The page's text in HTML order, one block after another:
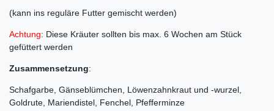
(kann ins reguläre Futter gemischt werden)
Achtung: Diese Kräuter sollten bis max. 6 Wochen am Stück
gefüttert werden
Zusammensetzung:
Schafgarbe, Gänseblümchen, Löwenzahnkraut und -wurzel,
Goldrute, Mariendistel, Fenchel, Pfefferminze